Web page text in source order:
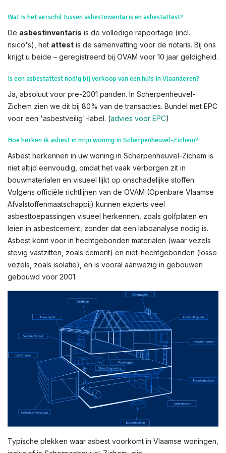
Wat is het verschil tussen asbestinventaris en asbestattest?
De asbestinventaris is de volledige rapportage (incl.
risico's), het attest is de samenvatting voor de notaris. Bij ons
krijgt u beide – geregistreerd bij OVAM voor 10 jaar geldigheid.
Is een asbestattest nodig bij verkoop van een huis in Vlaanderen?
Ja, absoluut voor pre-2001 panden. In Scherpenheuvel-
Zichem zien we dit bij 80% van de transacties. Bundel met EPC
voor een 'asbestveilig'-label. (advies voor EPC)
Hoe herken ik asbest in mijn woning in Scherpenheuvel-Zichem?
Asbest herkennen in uw woning in Scherpenheuvel-Zichem is
niet altijd eenvoudig, omdat het vaak verborgen zit in
bouwmaterialen en visueel lijkt op onschadelijke stoffen.
Volgens officiële richtlijnen van de OVAM (Openbare Vlaamse
Afvalstoffenmaatschappij) kunnen experts veel
asbesttoepassingen visueel herkennen, zoals golfplaten en
leien in asbestcement, zonder dat een laboanalyse nodig is.
Asbest komt voor in hechtgebonden materialen (waar vezels
stevig vastzitten, zoals cement) en niet-hechtgebonden (losse
vezels, zoals isolatie), en is vooral aanwezig in gebouwen
gebouwd voor 2001.
Typische plekken waar asbest voorkomt in Vlaamse woningen,